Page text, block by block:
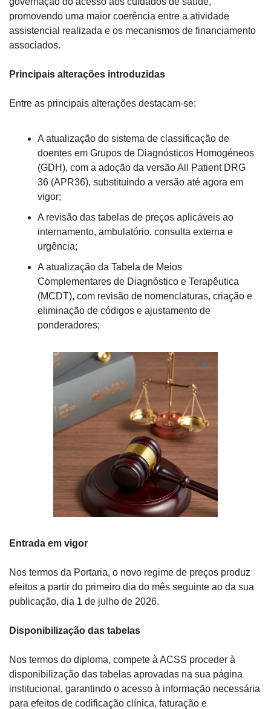
promovendo uma maior coerência entre a atividade
assistencial realizada e os mecanismos de financiamento
associados.
Principais alterações introduzidas
Entre as principais alterações destacam-se:
A atualização do sistema de classificação de
doentes em Grupos de Diagnósticos Homogéneos
(GDH), com a adoção da versão All Patient DRG
36 (APR36), substituindo a versão até agora em
vigor;
A revisão das tabelas de preços aplicáveis ao
internamento, ambulatório, consulta externa e
urgência;
A atualização da Tabela de Meios
Complementares de Diagnóstico e Terapêutica
(MCDT), com revisão de nomenclaturas, criação e
eliminação de códigos e ajustamento de
ponderadores;
Entrada em vigor
Nos termos da Portaria, o novo regime de preços produz
efeitos a partir do primeiro dia do mês seguinte ao da sua
publicação, dia 1 de julho de 2026.
Disponibilização das tabelas
Nos termos do diploma, compete à ACSS proceder à
disponibilização das tabelas aprovadas na sua página
institucional, garantindo o acesso à informação necessária
para efeitos de codificação clínica, faturação e